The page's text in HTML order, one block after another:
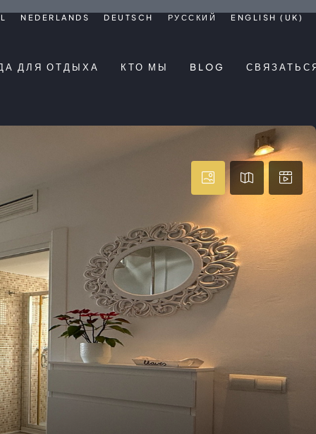
NEDERLANDS DEUTSCH РУССКИЙ ENGLISH (UK)
ДЛЯ ОТДЫХА КТО МЫ BLOG